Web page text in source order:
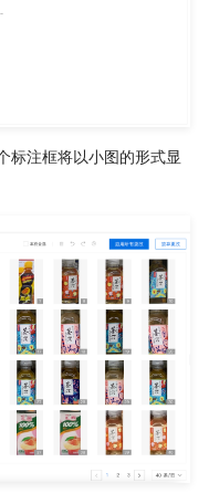
标注框将以小图的形式显